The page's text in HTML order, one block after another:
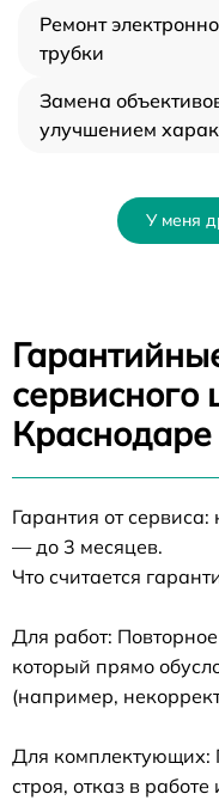
Ремонт
трубки
Замена
улучшением
У меня
сервисного
Краснодаре
Гарантия от
— до 3 месяцев.
Что считается
Для работ:
который прямо
(например,
Для
строя, отказ в